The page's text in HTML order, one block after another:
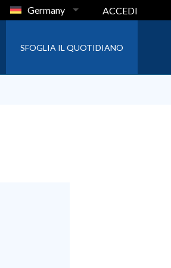
Germany ACCEDI
SFOGLIA IL QUOTIDIANO